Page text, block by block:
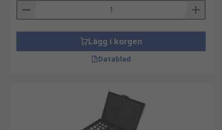
Lägg i korgen
Datablad